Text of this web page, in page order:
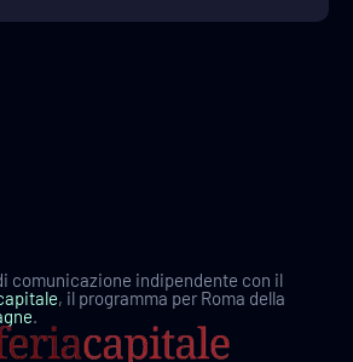
comunicazione indipendente con il
, il programma per Roma della
.